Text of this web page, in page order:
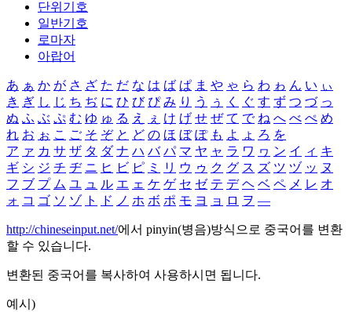
단위기호
일반기호
로마자
아랍어
あ ぁ か が さ ざ た だ な は ば ぱ ま や ゃ ら わ ゎ ん い ぃ
き ぎ し じ ち ぢ に ひ び ぴ み り う ぅ く ぐ す ず つ づ っ
ぬ ふ ぶ ぷ む ゆ ゅ る え ぇ け げ せ ぜ て で ね へ べ ぺ め
れ お ぉ こ ご そ ぞ と ど の ほ ぼ ぽ も よ ょ ろ を
ア ァ カ サ ザ タ ダ ナ ハ バ パ マ ヤ ャ ラ ワ ヮ ン イ ィ キ
ギ シ ジ チ ヂ ニ ヒ ビ ピ ミ リ ウ ゥ ク グ ス ズ ツ ヅ ッ ヌ
フ ブ プ ム ユ ュ ル エ ェ ケ ゲ セ ゼ テ デ ヘ ベ ペ メ レ オ
ォ コ ゴ ソ ゾ ト ド ノ ホ ボ ポ モ ヨ ョ ロ ヲ ―
http://chineseinput.net/에서 pinyin(병음)방식으로 중국어를 변환
할 수 있습니다.
변환된 중국어를 복사하여 사용하시면 됩니다.
예시)